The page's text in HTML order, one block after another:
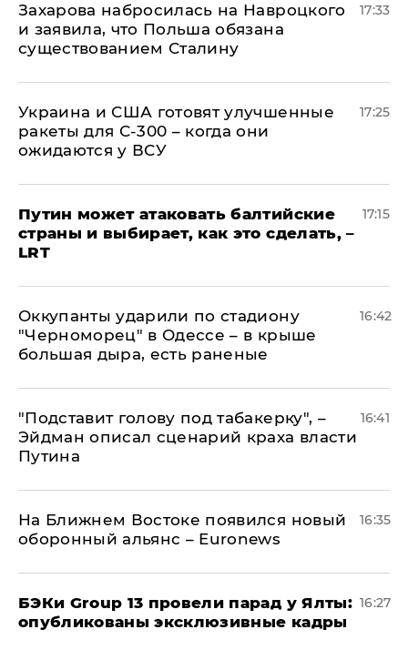
​Захарова набросилась на Навроцкого
и заявила, что Польша обязана
существованием Сталину
17:33
Украина и США готовят улучшенные
ракеты для С-300 – когда они
ожидаются у ВСУ
17:25
Путин может атаковать балтийские
страны и выбирает, как это сделать, –
LRT
17:15
Оккупанты ударили по стадиону
"Черноморец" в Одессе – в крыше
большая дыра, есть раненые
16:42
​"Подставит голову под табакерку", –
Эйдман описал сценарий краха власти
Путина
16:41
На Ближнем Востоке появился новый
оборонный альянс – Euronews
16:35
​БЭКи Group 13 провели парад у Ялты:
опубликованы эксклюзивные кадры
16:27